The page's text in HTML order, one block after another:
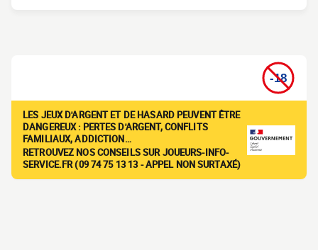
LES JEUX D'ARGENT ET DE HASARD PEUVENT ÊTRE
DANGEREUX : PERTES D'ARGENT, CONFLITS
FAMILIAUX, ADDICTION…
RETROUVEZ NOS CONSEILS SUR JOUEURS-INFO-
SERVICE.FR (09 74 75 13 13 - APPEL NON SURTAXÉ)